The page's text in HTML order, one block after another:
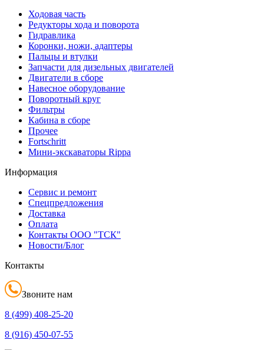
Ходовая часть
Редукторы хода и поворота
Гидравлика
Коронки, ножи, адаптеры
Пальцы и втулки
Запчасти для дизельных двигателей
Двигатели в сборе
Навесное оборудование
Поворотный круг
Фильтры
Кабина в сборе
Прочее
Fortschritt
Мини-экскаваторы Rippa
Информация
Сервис и ремонт
Спецпредложения
Доставка
Оплата
Контакты ООО "ТСК"
Новости/Блог
Контакты
Звоните нам
8 (499) 408-25-20
8 (916) 450-07-55